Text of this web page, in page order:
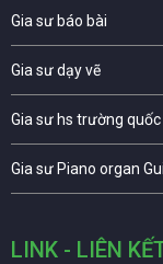
Gia sư báo bài
Gia sư dạy vẽ
Gia sư hs trường
Gia sư Piano organ
LINK - LIÊN